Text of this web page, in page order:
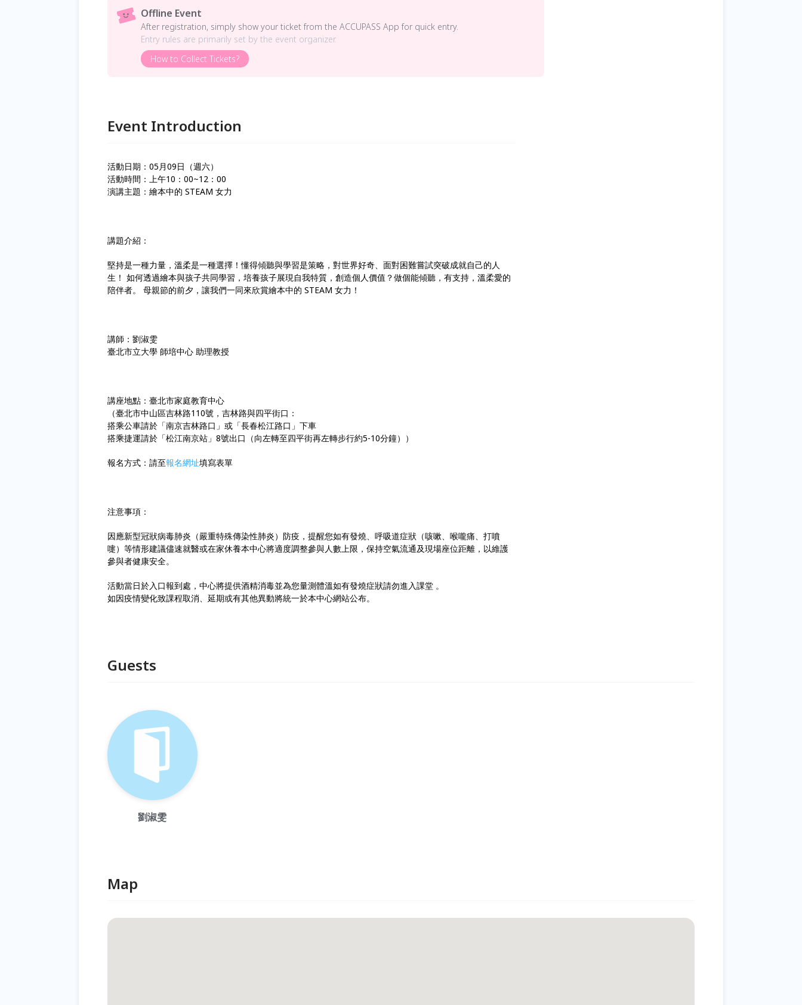
Offline Event
After registration, simply show your ticket from the ACCUPASS App for quick entry.
Entry rules are primarily set by the event organizer.
How to Collect Tickets?
Event Introduction
活動日期：05月09日（週六）
活動時間：上午10：00~12：00
演講主題：繪本中的 STEAM 女力
講題介紹：
堅持是一種力量，溫柔是一種選擇！懂得傾聽與學習是策略，對世界好奇、面對困難嘗試突破成就自己的人
生！ 如何透過繪本與孩子共同學習，培養孩子展現自我特質，創造個人價值？做個能傾聽，有支持，溫柔愛的
陪伴者。 母親節的前夕，讓我們一同來欣賞繪本中的 STEAM 女力！
講師：劉淑雯
臺北市立大學 師培中心 助理教授
講座地點：臺北市家庭教育中心
（臺北市中山區吉林路110號，吉林路與四平街口：
搭乘公車請於「南京吉林路口」或「長春松江路口」下車
搭乘捷運請於「松江南京站」8號出口（向左轉至四平街再左轉步行約5-10分鐘））
報名方式：請至報名網址填寫表單
注意事項：
因應新型冠狀病毒肺炎（嚴重特殊傳染性肺炎）防疫，提醒您如有發燒、呼吸道症狀（咳嗽、喉嚨痛、打噴
嚏）等情形建議儘速就醫或在家休養本中心將適度調整參與人數上限，保持空氣流通及現場座位距離，以維護
參與者健康安全。
活動當日於入口報到處，中心將提供酒精消毒並為您量測體溫如有發燒症狀請勿進入課堂 。
如因疫情變化致課程取消、延期或有其他異動將統一於本中心網站公布。
Guests
劉淑雯
Map